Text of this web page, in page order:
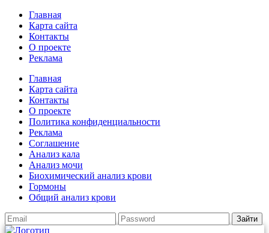
Главная
Карта сайта
Контакты
О проекте
Реклама
Главная
Карта сайта
Контакты
О проекте
Политика конфиденциальности
Реклама
Соглашение
Анализ кала
Анализ мочи
Биохимический анализ крови
Гормоны
Общий анализ крови
Зайти